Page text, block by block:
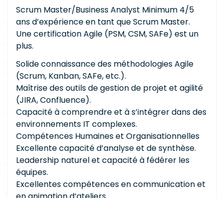
Scrum Master/Business Analyst Minimum 4/5
ans d’expérience en tant que Scrum Master.
Une certification Agile (PSM, CSM, SAFe) est un
plus.
Solide connaissance des méthodologies Agile
(Scrum, Kanban, SAFe, etc.).
Maîtrise des outils de gestion de projet et agilité
(JIRA, Confluence).
Capacité à comprendre et à s’intégrer dans des
environnements IT complexes.
Compétences Humaines et Organisationnelles
Excellente capacité d’analyse et de synthèse.
Leadership naturel et capacité à fédérer les
équipes.
Excellentes compétences en communication et